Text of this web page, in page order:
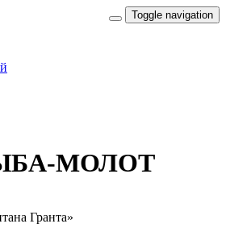
Toggle navigation
МОЛОТ
Гранта»